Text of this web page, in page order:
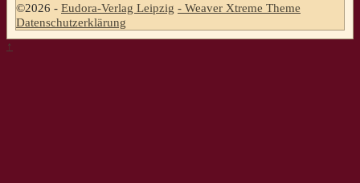
©2026 - Eudora-Verlag Leipzig - Weaver Xtreme Theme
Datenschutzerklärung
↑